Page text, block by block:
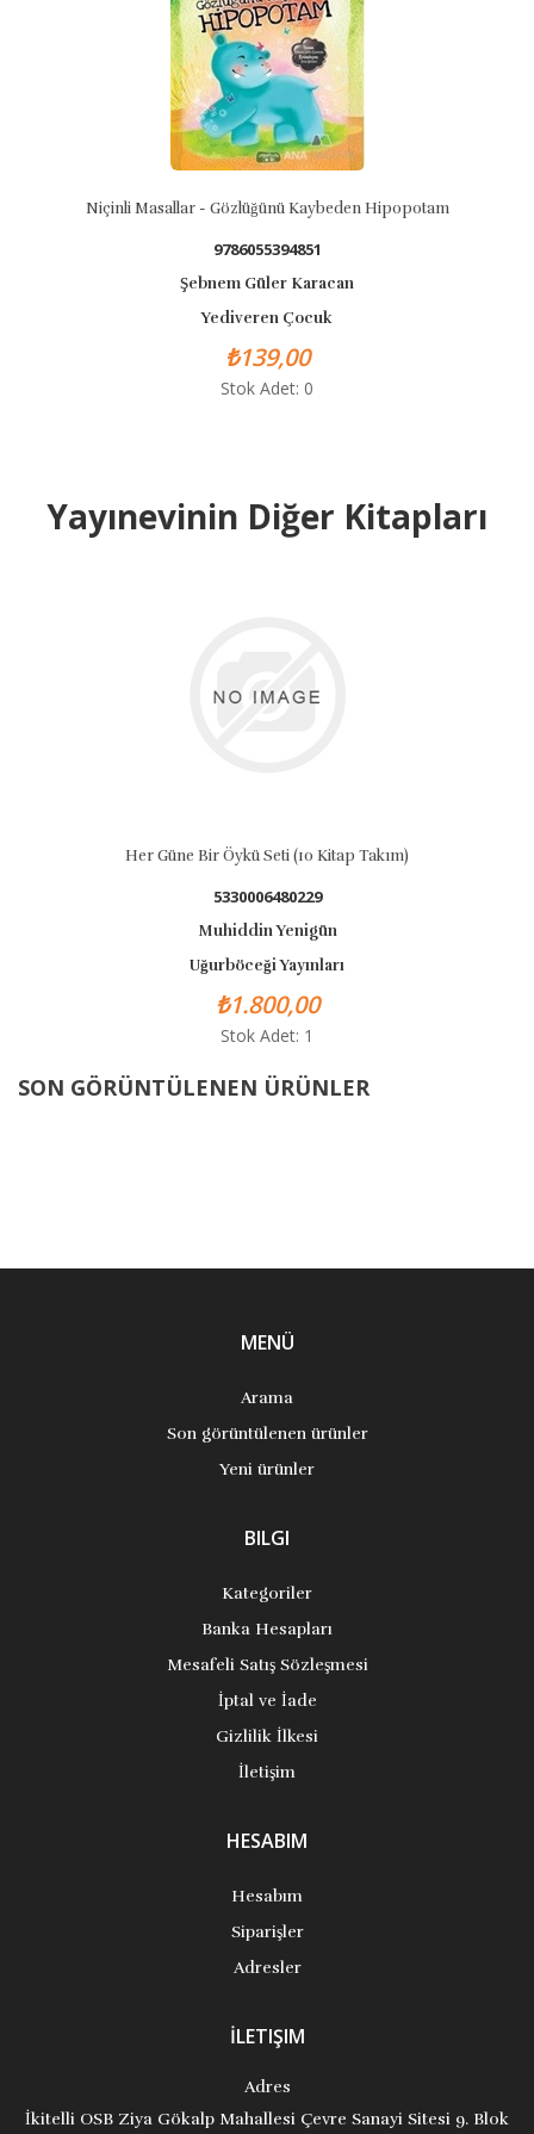
Niçinli Masallar - Gözlüğünü Kaybeden Hipopotam
9786055394851
Şebnem Güler Karacan
Yediveren Çocuk
₺139,00
Stok Adet: 0
Yayınevinin Diğer Kitapları
Her Güne Bir Öykü Seti (10 Kitap Takım)
5330006480229
Muhiddin Yenigün
Uğurböceği Yayınları
₺1.800,00
Stok Adet: 1
SON GÖRÜNTÜLENEN ÜRÜNLER
MENÜ
Arama
Son görüntülenen ürünler
Yeni ürünler
BILGI
Kategoriler
Banka Hesapları
Mesafeli Satış Sözleşmesi
İptal ve İade
Gizlilik İlkesi
İletişim
HESABIM
Hesabım
Siparişler
Adresler
İLETIŞIM
Adres
İkitelli OSB Ziya Gökalp Mahallesi Çevre Sanayi Sitesi 9. Blok